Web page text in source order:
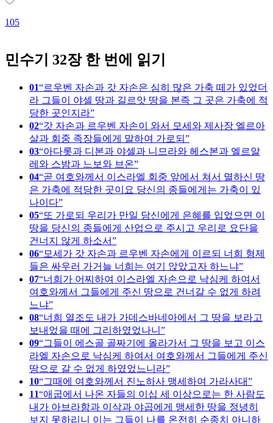
105
민수기 32장 한 번에 읽기
01
르우벤 자손과 갓 자손은 심히 많은 가축 떼가 있었더
라 그들이 야셀 땅과 길르앗 땅을 본즉 그 곳은 가축에 적
당한 곳인지라
02 갓 자손과 르우벤 자손이 와서 모세와 제사장 엘르아
살과 회중 족장들에게 말하여 가로되
03 아다롯과 디본과 야셀과 니므라와 헤스본과 엘르알
레와 스밤과 느보와 브온
04 곧 여호와께서 이스라엘 회중 앞에서 쳐서 멸하신 땅
은 가축에 적당한 곳이요 당신의 종들에게는 가축이 있
나이다
05 또 가로되 우리가 만일 당신에게 은혜를 입었으면 이
땅을 당신의 종들에게 산업으로 주시고 우리로 요단을
건너지 않게 하소서
06 모세가 갓 자손과 르우벤 자손에게 이르되 너희 형제
들은 싸우러 가거늘 너희는 여기 앉았고자 하느냐
07 너희가 어찌하여 이스라엘 자손으로 낙심케 하여서
여호와께서 그들에게 주신 땅으로 건너갈 수 없게 하려
느냐
08 너희 열조도 내가 가데스바네아에서 그 땅을 보라고
보내었을 때에 그리하였었나니
09 그들이 에스골 골짜기에 올라가서 그 땅을 보고 이스
라엘 자손으로 낙심케 하여서 여호와께서 그들에게 주신
땅으로 갈 수 없게 하였었느니라
10 그때에 여호와께서 진노하사 맹세하여 가라사대
11 애굽에서 나온 자들의 이십 세 이상으로는 한 사람도
내가 아브라함과 이삭과 야곱에게 맹세한 땅을 정녕히
보지 못하리니 이는 그들이 나를 온전히 순종치 아니하